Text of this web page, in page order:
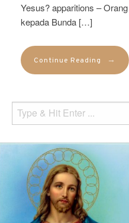
Yesus? apparitions –
kepada Bunda […]
Continue Reading →